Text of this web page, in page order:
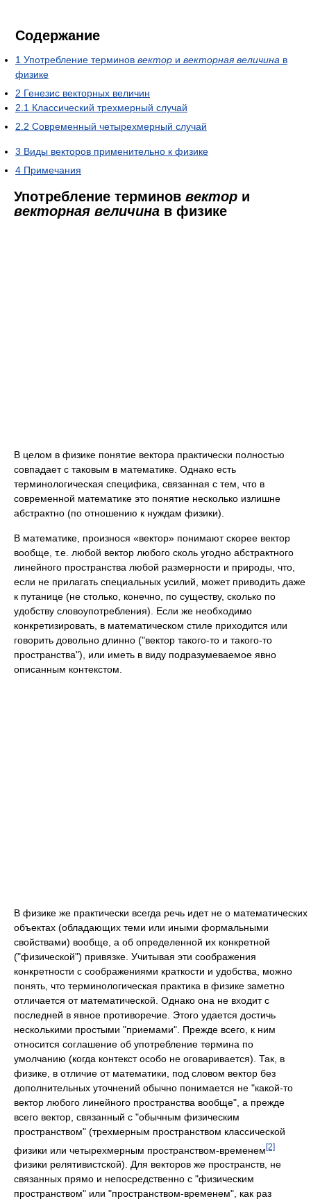
Содержание
1 Употребление терминов вектор и векторная величина в
физике
2 Генезис векторных величин
2.1 Классический трехмерный случай
2.2 Современный четырехмерный случай
3 Виды векторов применительно к физике
4 Примечания
Употребление терминов вектор и
векторная величина в физике
В целом в физике понятие вектора практически полностью
совпадает с таковым в математике. Однако есть
терминологическая специфика, связанная с тем, что в
современной математике это понятие несколько излишне
абстрактно (по отношению к нуждам физики).
В математике, произнося «вектор» понимают скорее вектор
вообще, т.е. любой вектор любого сколь угодно абстрактного
линейного пространства любой размерности и природы, что,
если не прилагать специальных усилий, может приводить даже
к путанице (не столько, конечно, по существу, сколько по
удобству словоупотребления). Если же необходимо
конкретизировать, в математическом стиле приходится или
говорить довольно длинно ("вектор такого-то и такого-то
пространства"), или иметь в виду подразумеваемое явно
описанным контекстом.
В физике же практически всегда речь идет не о математических
объектах (обладающих теми или иными формальными
свойствами) вообще, а об определенной их конкретной
("физической") привязке. Учитывая эти соображения
конкретности с соображениями краткости и удобства, можно
понять, что терминологическая практика в физике заметно
отличается от математической. Однако она не входит с
последней в явное противоречие. Этого удается достичь
несколькими простыми "приемами". Прежде всего, к ним
относится соглашение об употребление термина по
умолчанию (когда контекст особо не оговаривается). Так, в
физике, в отличие от математики, под словом вектор без
дополнительных уточнений обычно понимается не "какой-то
вектор любого линейного пространства вообще", а прежде
всего вектор, связанный с "обычным физическим
пространством" (трехмерным пространством классической
физики или четырехмерным пространством-временем[2]
физики релятивистской). Для векторов же пространств, не
связанных прямо и непосредственно с "физическим
пространством" или "пространством-временем", как раз